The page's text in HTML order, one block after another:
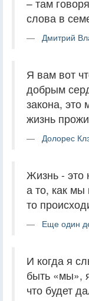
– там
слова в
Дмитрий
Я вам вот
добрым
закона, это
жизнь
Долорес
Жизнь - это
а то, как мы
то
Еще один
И когда я
быть «мы»,
что будет